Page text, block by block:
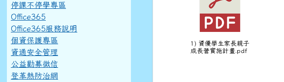
停課不停學專區
Office365
Office365服務說明
個資保護專區
資通安全管理
公益勸募徵信
登革熱防治網
1) 資優學生家長親子
成長營實施計畫.pdf